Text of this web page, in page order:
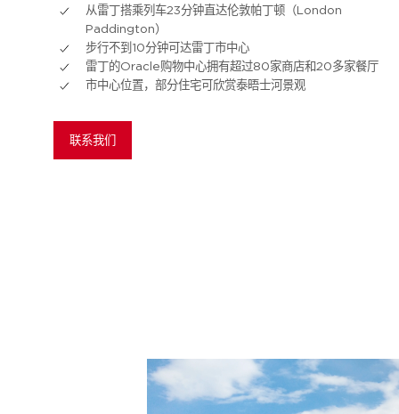
从雷丁搭乘列车23分钟直达伦敦帕丁顿（London
Paddington）
步行不到10分钟可达雷丁市中心
雷丁的Oracle购物中心拥有超过80家商店和20多家餐厅
市中心位置，部分住宅可欣赏泰晤士河景观
联系我们
照片库